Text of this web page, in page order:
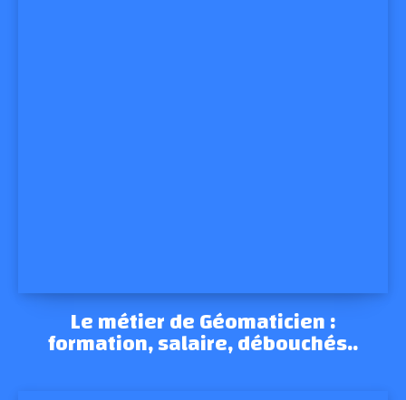
Le métier de Géomaticien :
formation, salaire, débouchés..